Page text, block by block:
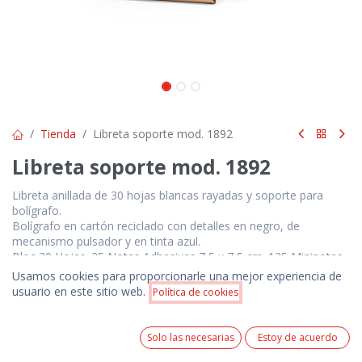
Precio:
3.00 Añadir a la cesta
0
Wishlist Cuenta
Tienda Libreta soporte mod. 1892
Libreta soporte mod. 1892
Libreta anillada de 30 hojas blancas rayadas y soporte para
bolígrafo.
Bolígrafo en cartón reciclado con detalles en negro, de
mecanismo pulsador y en tinta azul.
Bloc 30 Hojas. 25 Notas Adhesivas 7,5 x 7,5 cm. 125 Mininotas
Adhesivas 1,2 x 5 cm. Bolígrafo Cartón Reciclado Incluido.
Medidas generales: 10.5 x 16 x 1.5 cm | 100 gr.
Precios NO incluyen IVA. Pedido mínimo 100 unidades.
Precio incluye 1 logotipo estampado en serigrafía a 1
Usamos cookies para proporcionarle una mejor experiencia de
usuario en este sitio web.
Política de cookies
Solo las necesarias Estoy de acuerdo